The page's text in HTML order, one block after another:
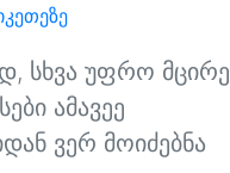
სხვა უფრო მცირე
ამავეე
ვერ მოიძებნა